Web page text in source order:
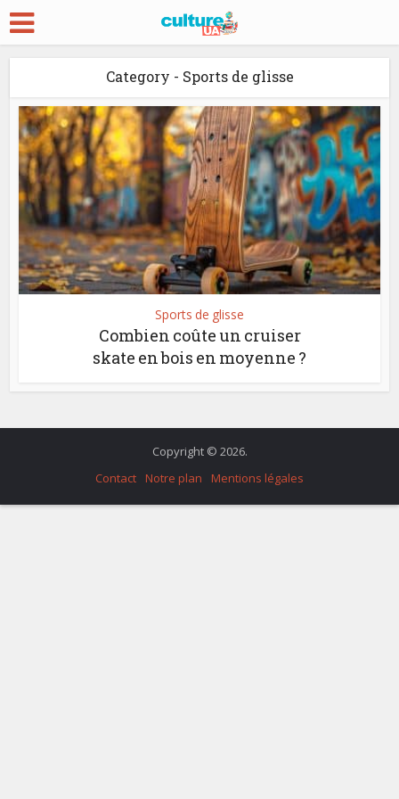
Category - Sports de glisse
Sports de glisse
Combien coûte un cruiser
skate en bois en moyenne ?
Copyright © 2026.
Contact
Notre plan Mentions légales